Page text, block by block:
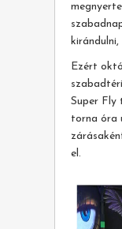
Ezért
Super Fly
torna óra
el.